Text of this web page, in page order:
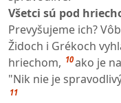
Všetci sú pod
Prevyšujeme ich?
Židoch i Grékoch
hriechom, 10ako je
"Nik nie je
11